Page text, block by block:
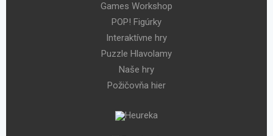
Games Workshop
POP! Figúrky
Interaktívne hry
Puzzle Hlavolamy
Naše hry
Požičovňa hier